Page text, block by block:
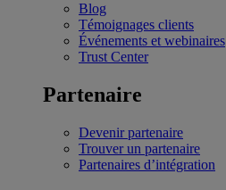
Blog
Témoignages clients
Événements et webinaires
Trust Center
Partenaire
Devenir partenaire
Trouver un partenaire
Partenaires d’intégration